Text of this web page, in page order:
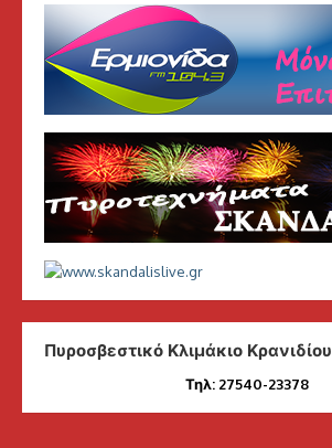
Πυροσβεστικό Κλιμάκιο Κρανιδίου
Τηλ: 27540-23378